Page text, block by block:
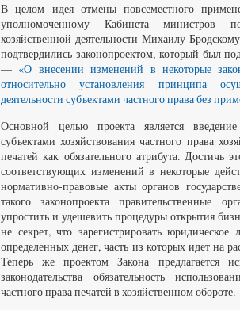
В целом идея отмены повсеместного
уполномоченному Кабинета министров
хозяйственной деятельности Михаилу
подтвердились законопроектом, который был
— «О внесении изменений в некоторые
относительно установления принципа
деятельности субъектами частного права без
Основной целью проекта является
субъектами хозяйствования частного права
печатей как обязательного атрибута. Достичь
соответствующих изменений в некоторые
нормативно-правовые акты органов
такого законопроекта правительственные
упростить и удешевить процедуры открытия
не секрет, что зарегистрировать
определенных денег, часть из которых идет на
Теперь же проектом Закона предлагается
законодательства обязательность
частного права печатей в хозяйственном обороте.